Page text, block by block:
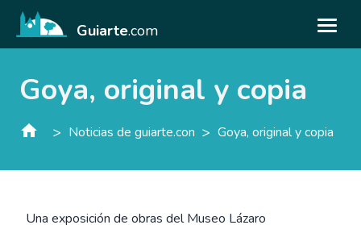
Guiarte.com
Goya, original y copia
> Noticias de guiarte.con > Goya, original y copia
Una exposición de obras del Museo Lázaro